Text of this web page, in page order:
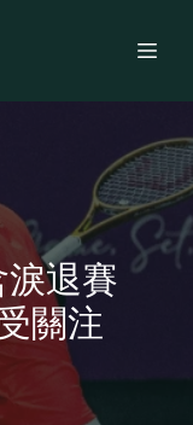
淚退賽
關注